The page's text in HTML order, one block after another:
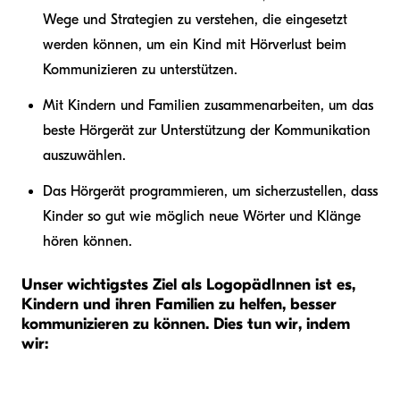
Wege und Strategien zu verstehen, die eingesetzt
werden können, um ein Kind mit Hörverlust beim
Kommunizieren zu unterstützen.
Mit Kindern und Familien zusammenarbeiten, um das
beste Hörgerät zur Unterstützung der Kommunikation
auszuwählen.
Das Hörgerät programmieren, um sicherzustellen, dass
Kinder so gut wie möglich neue Wörter und Klänge
hören können.
Unser wichtigstes Ziel als LogopädInnen ist es,
Kindern und ihren Familien zu helfen, besser
kommunizieren zu können. Dies tun wir, indem
wir: